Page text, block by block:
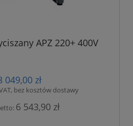
APZ 220+ 400V
049,00 zł
bez kosztów dostawy
6 543,90 zł